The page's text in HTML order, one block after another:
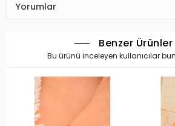
Yorumlar
Benzer Ürünler
Bu ürünü inceleyen kullanıcılar